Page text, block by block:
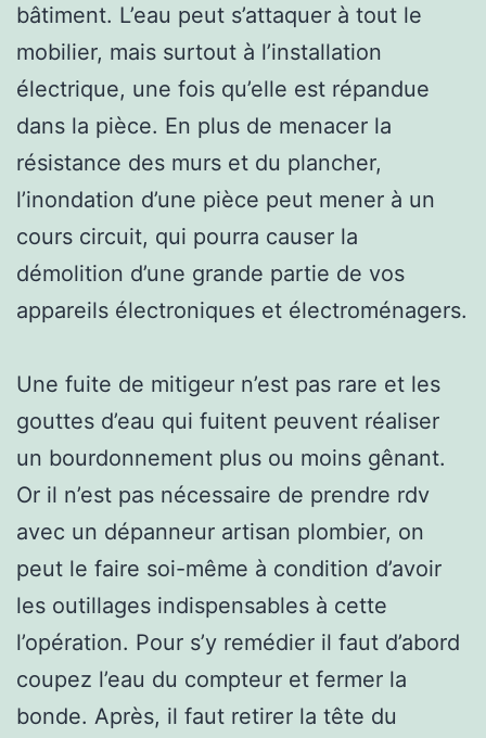
bâtiment. L’eau peut s’attaquer à tout le
mobilier, mais surtout à l’installation
électrique, une fois qu’elle est répandue
dans la pièce. En plus de menacer la
résistance des murs et du plancher,
l’inondation d’une pièce peut mener à un
cours circuit, qui pourra causer la
démolition d’une grande partie de vos
appareils électroniques et électroménagers.
Une fuite de mitigeur n’est pas rare et les
gouttes d’eau qui fuitent peuvent réaliser
un bourdonnement plus ou moins gênant.
Or il n’est pas nécessaire de prendre rdv
avec un dépanneur artisan plombier, on
peut le faire soi-même à condition d’avoir
les outillages indispensables à cette
l’opération. Pour s’y remédier il faut d’abord
coupez l’eau du compteur et fermer la
bonde. Après, il faut retirer la tête du